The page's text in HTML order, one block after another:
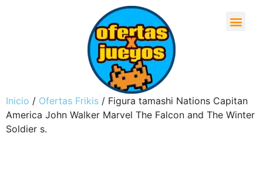
Inicio / Ofertas Frikis / Figura tamashi Nations Capitan
America John Walker Marvel The Falcon and The Winter
Soldier s.